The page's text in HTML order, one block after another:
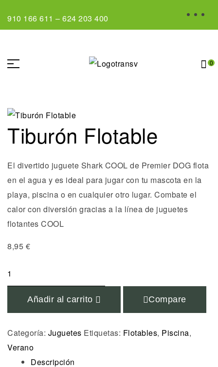
910 166 611 – 624 203 400
0
Tiburón Flotable
El divertido juguete Shark COOL de Premier DOG flota
en el agua y es ideal para jugar con tu mascota en la
playa, piscina o en cualquier otro lugar. Combate el
calor con diversión gracias a la línea de juguetes
flotantes COOL
8,95 €
Añadir al carrito Compare
Categoría: Juguetes Etiquetas: Flotables, Piscina,
Verano
Descripción